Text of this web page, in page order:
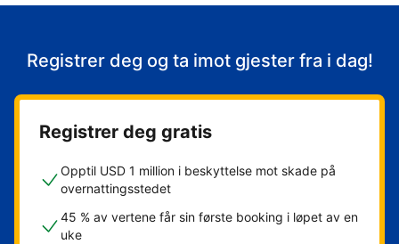
Registrer deg og ta imot gjester fra i dag!
Registrer deg gratis
Opptil USD 1 million i beskyttelse mot skade på
overnattingsstedet
45 % av vertene får sin første booking i løpet av en
uke